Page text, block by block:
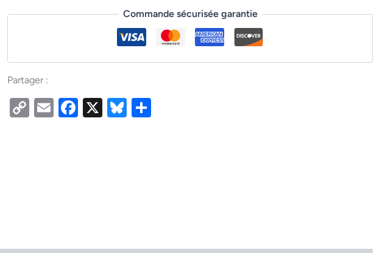
Commande sécurisée garantie
Partager :
CopyEmailFacebook
X Bluesky